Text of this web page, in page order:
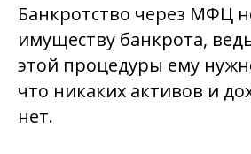
Банкротство через МФЦ
имуществу банкрота,
этой процедуры ему
что никаких активов и
нет.